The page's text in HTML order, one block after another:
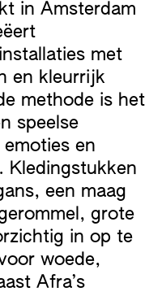
in Amsterdam
met
en kleurrijk
methode is het
speelse
en
Kledingstukken
een maag
grote
in op te
woede,
Afra’s